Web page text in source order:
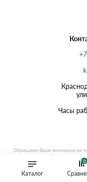
Каталог
0
Часы